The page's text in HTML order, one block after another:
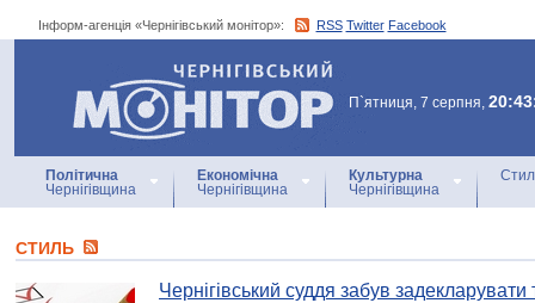
Інформ-агенція «Чернігівський монітор»: RSS Twitter Facebook
Інформ-агенція
«Чернігівський монітор»
П`ятниця, 7 серпня,
Політична
Чернігівщина
Економічна
Чернігівщина
Культурна
Чернігівщина
СТИЛЬ
Чернігівський суддя забув задекларувати